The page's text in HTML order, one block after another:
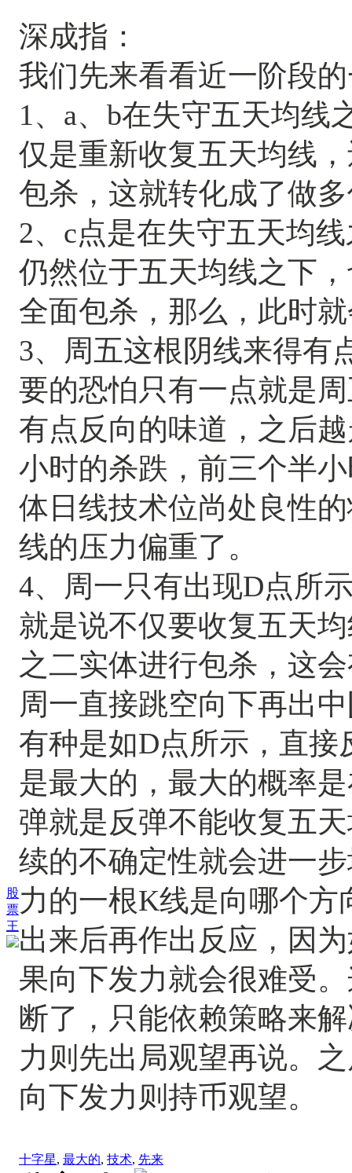
股
票
王
深成指：
我们先来看看近一阶段
1、a、b在失守五天均线
仅是重新收复五天均线
包杀，这就转化成了做
2、c点是在失守五天均
仍然位于五天均线之下
全面包杀，那么，此时
3、周五这根阴线来得有
要的恐怕只有一点就是
有点反向的味道，之后
小时的杀跌，前三个半
体日线技术位尚处良性
线的压力偏重了。
4、周一只有出现D点所
就是说不仅要收复五天
之二实体进行包杀，这
周一直接跳空向下再出
有种是如D点所示，直
是最大的，最大的概率
弹就是反弹不能收复五
续的不确定性就会进一
力的一根K线是向哪个
出来后再作出反应，因
果向下发力就会很难受
断了，只能依赖策略来
力则先出局观望再说。
向下发力则持币观望。
十字星, 最大的, 技术, 先来